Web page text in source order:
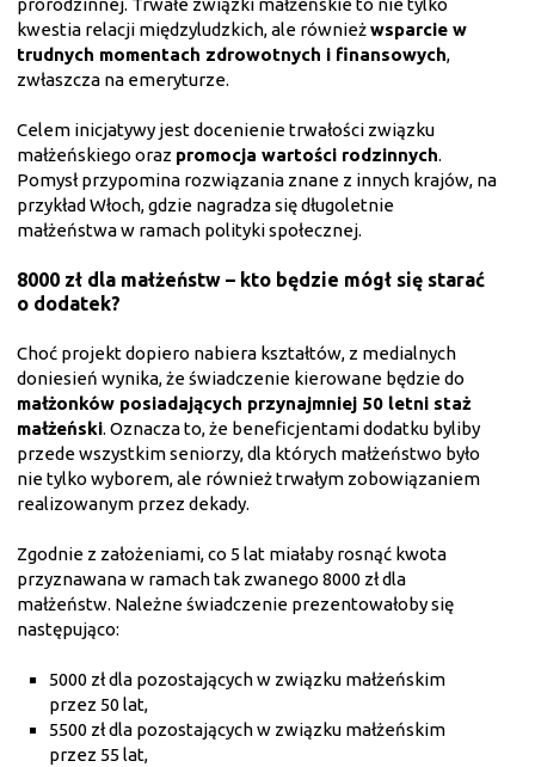
prorodzinnej. Trwałe związki małżeńskie to nie tylko
kwestia relacji międzyludzkich, ale równieżwsparcie w
trudnych momentach zdrowotnych i finansowych,
zwłaszcza na emeryturze.
Celem inicjatywy jest docenienie trwałości związku
małżeńskiego oraz promocja wartości rodzinnych.
Pomysł przypomina rozwiązania znane z innych krajów, na
przykład Włoch, gdzie nagradza się długoletnie
małżeństwa w ramach polityki społecznej.
8000 zł dla małżeństw – kto będzie mógł się starać
o dodatek?
Choć projekt dopiero nabiera kształtów, z medialnych
doniesień wynika, że świadczenie kierowane będzie do
małżonków posiadających przynajmniej 50 letni staż
małżeński. Oznacza to, że beneficjentami dodatku byliby
przede wszystkim seniorzy, dla których małżeństwo było
nie tylko wyborem, ale również trwałym zobowiązaniem
realizowanym przez dekady.
Zgodnie z założeniami, co 5 lat miałaby rosnąć kwota
przyznawana w ramach tak zwanego 8000 zł dla
małżeństw. Należne świadczenie prezentowałoby się
następująco:
5000 zł dla pozostających w związku małżeńskim
przez 50 lat,
5500 zł dla pozostających w związku małżeńskim
przez 55 lat,